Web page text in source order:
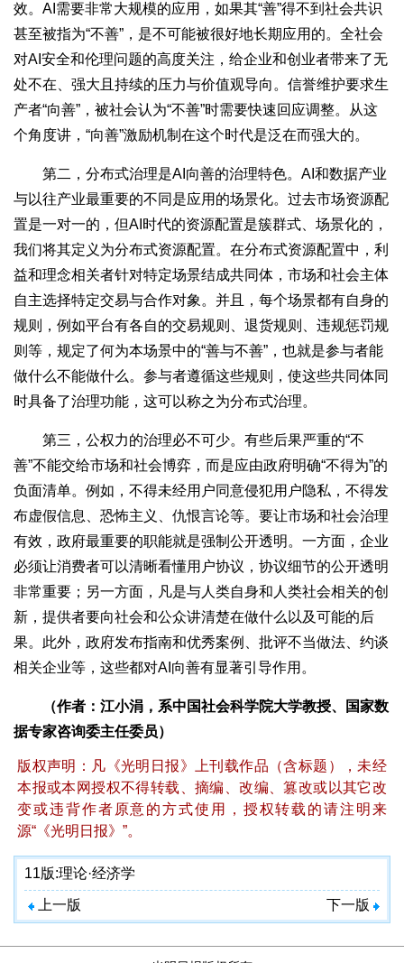
效。AI需要非常大规模的应用，如果其“善”得不到社会共识
甚至被指为“不善”，是不可能被很好地长期应用的。全社会
对AI安全和伦理问题的高度关注，给企业和创业者带来了无
处不在、强大且持续的压力与价值观导向。信誉维护要求生
产者“向善”，被社会认为“不善”时需要快速回应调整。从这
个角度讲，“向善”激励机制在这个时代是泛在而强大的。
第二，分布式治理是AI向善的治理特色。AI和数据产业
与以往产业最重要的不同是应用的场景化。过去市场资源配
置是一对一的，但AI时代的资源配置是簇群式、场景化的，
我们将其定义为分布式资源配置。在分布式资源配置中，利
益和理念相关者针对特定场景结成共同体，市场和社会主体
自主选择特定交易与合作对象。并且，每个场景都有自身的
规则，例如平台有各自的交易规则、退货规则、违规惩罚规
则等，规定了何为本场景中的“善与不善”，也就是参与者能
做什么不能做什么。参与者遵循这些规则，使这些共同体同
时具备了治理功能，这可以称之为分布式治理。
第三，公权力的治理必不可少。有些后果严重的“不
善”不能交给市场和社会博弈，而是应由政府明确“不得为”的
负面清单。例如，不得未经用户同意侵犯用户隐私，不得发
布虚假信息、恐怖主义、仇恨言论等。要让市场和社会治理
有效，政府最重要的职能就是强制公开透明。一方面，企业
必须让消费者可以清晰看懂用户协议，协议细节的公开透明
非常重要；另一方面，凡是与人类自身和人类社会相关的创
新，提供者要向社会和公众讲清楚在做什么以及可能的后
果。此外，政府发布指南和优秀案例、批评不当做法、约谈
相关企业等，这些都对AI向善有显著引导作用。
（作者：江小涓，系中国社会科学院大学教授、国家数
据专家咨询委主任委员）
版权声明：凡《光明日报》上刊载作品（含标题），未经
本报或本网授权不得转载、摘编、改编、篡改或以其它改
变或违背作者原意的方式使用，授权转载的请注明来
源“《光明日报》”。
11版:理论·经济学
上一版 下一版